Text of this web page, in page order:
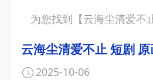
为您找到【云海尘清爱不
云海尘清爱不止 短剧
2025-10-06